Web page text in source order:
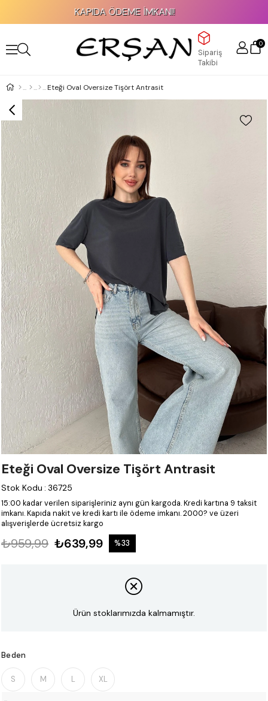
KAPIDA ÖDEME İMKANI!
Sipariş
Takibi
0
Eteği Oval Oversize Tişört Antrasit
Eteği Oval Oversize Tişört Antrasit
Stok Kodu : 36725
15:00 kadar verilen siparişleriniz aynı gün kargoda.Kredi kartına 9 taksit
imkanı.Kapıda nakit ve kredi kartı ile ödeme imkanı.2000? ve üzeri
alışverişlerde ücretsiz kargo
₺959,99 ₺639,99 %33
Ürün stoklarımızda kalmamıştır.
Beden
S M L XL